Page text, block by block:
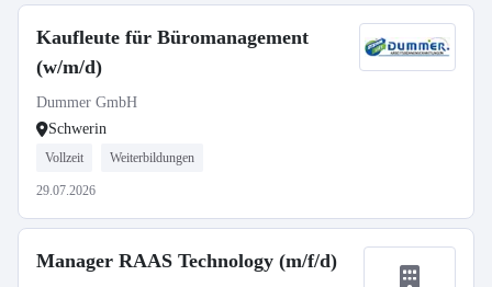
Kaufleute für Büromanagement
(w/m/d)
Dummer GmbH
Schwerin
Vollzeit Weiterbildungen
29.07.2026
Manager RAAS Technology (m/f/d)